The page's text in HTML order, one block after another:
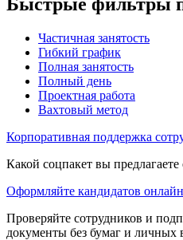
Частичная занятость
Гибкий график
Полная занятость
Полный день
Проектная работа
Вахтовый метод
Корпоративная поддержка
Какой соцпакет вы
Оформляйте кандидатов онлайн
Проверяйте сотрудников и
документы без бумаг и личных